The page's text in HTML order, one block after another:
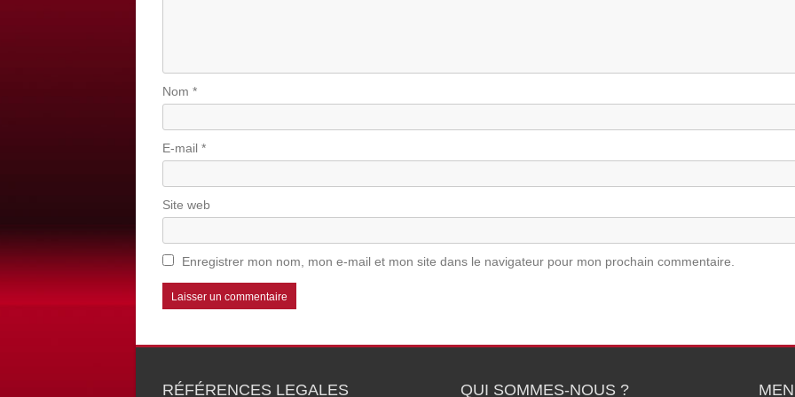
Nom *
E-mail *
Site web
Enregistrer mon nom, mon e-mail et mon site dans le navigateur pour mon prochain commentaire.
RÉFÉRENCES LEGALES QUI SOMMES-NOUS ?